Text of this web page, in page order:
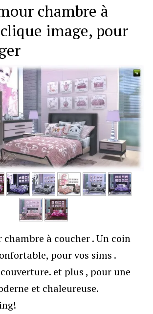
chambre à
image, pour
chambre à coucher . Un coin
pour vos sims .
et plus , pour une
et chaleureuse.